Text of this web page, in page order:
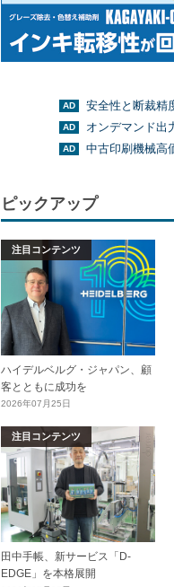
安全性と断裁精
オンデマンド出
中古印刷機械高
ピックアップ
注目コンテンツ
ハイデルベルグ・ジャパン、顧
客とともに成功を
2026年07月25日
注目コンテンツ
田中手帳、新サービス「D-
EDGE」を本格展開